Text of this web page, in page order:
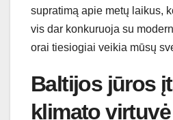
supratimą apie metų laikus,
vis dar konkuruoja su
orai tiesiogiai veikia mūsų
Baltijos jūros
klimato virtuvė